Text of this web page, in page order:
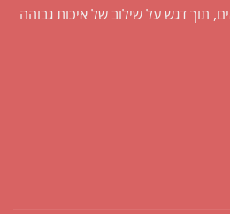
תוך דגש על שילוב של איכות גבוהה